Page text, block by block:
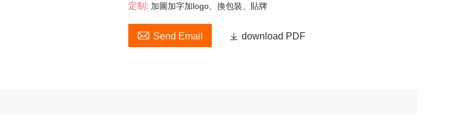
定制: 加圖加字加logo、換包裝、貼牌
 Send Email  download PDF